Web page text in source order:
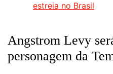
estreia no Brasil
Angstrom Levy
personagem da